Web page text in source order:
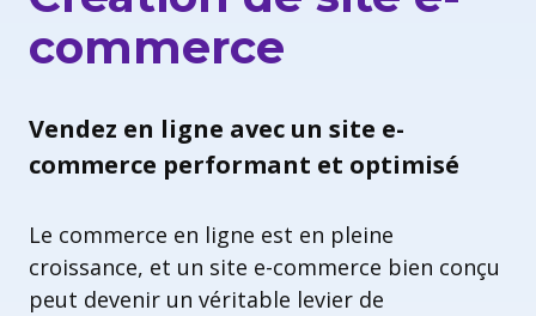
commerce
Vendez en ligne avec un site e-
commerce performant et optimisé
Le commerce en ligne est en pleine
croissance, et un site e-commerce bien conçu
peut devenir un véritable levier de